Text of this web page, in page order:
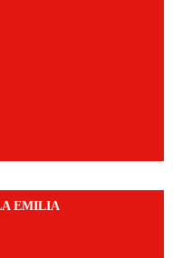
EMILIA